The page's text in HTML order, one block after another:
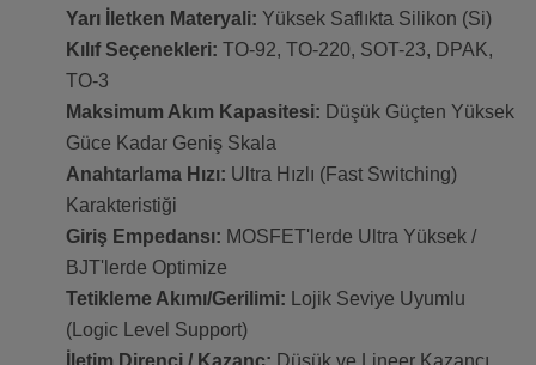
Yarı İletken Materyali: Yüksek Saflıkta Silikon (Si)
Kılıf Seçenekleri: TO-92, TO-220, SOT-23, DPAK,
TO-3
Maksimum Akım Kapasitesi: Düşük Güçten Yüksek
Güce Kadar Geniş Skala
Anahtarlama Hızı: Ultra Hızlı (Fast Switching)
Karakteristiği
Giriş Empedansı: MOSFET'lerde Ultra Yüksek /
BJT'lerde Optimize
Tetikleme Akımı/Gerilimi: Lojik Seviye Uyumlu
(Logic Level Support)
İletim Direnci / Kazanç: Düşük ve Lineer Kazancı